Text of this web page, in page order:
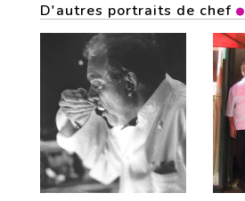
D'autres portraits de chef